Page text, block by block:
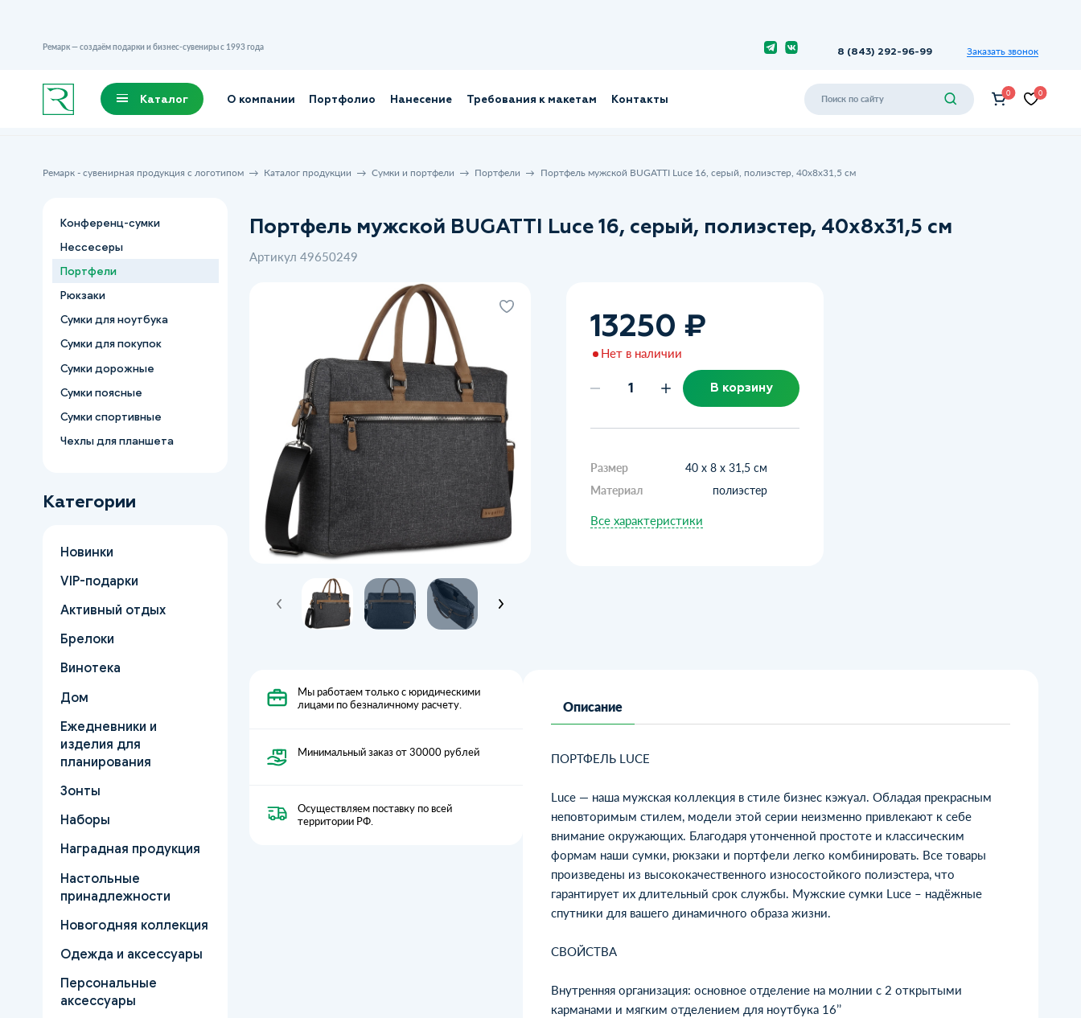
Ремарк — создаём подарки и бизнес-сувениры с 1993 года 8 (843) 292-96-99 Заказать звонок
Каталог О компании Портфолио Нанесение Требования к макетам Контакты 0 0
Ремарк - сувенирная продукция с логотипом Каталог продукции Сумки и портфели Портфели Портфель мужской BUGATTI Luce 16, серый, полиэстер, 40х8х31,5 см
Конференц-сумки
Нессесеры
Портфели
Рюкзаки
Сумки для ноутбука
Сумки для покупок
Сумки дорожные
Сумки поясные
Сумки спортивные
Чехлы для планшета
Категории
Новинки
VIP-подарки
Активный отдых
Брелоки
Винотека
Дом
Ежедневники и
изделия для
планирования
Зонты
Наборы
Наградная продукция
Настольные
принадлежности
Новогодняя коллекция
Одежда и аксессуары
Персональные
аксессуары
Портфель мужской BUGATTI Luce 16, серый, полиэстер, 40х8х31,5 см
Артикул 49650249
13250 ₽
Нет в наличии
В корзину
Размер
40 х 8 х 31,5 см
Материал
полиэстер
Все характеристики
Мы работаем только с юридическими
лицами по безналичному расчету.
Минимальный заказ от 30000 рублей
Осуществляем поставку по всей
территории РФ.
Описание
ПОРТФЕЛЬ LUCE
Luce — наша мужская коллекция в стиле бизнес кэжуал. Обладая прекрасным
неповторимым стилем, модели этой серии неизменно привлекают к себе
внимание окружающих. Благодаря утонченной простоте и классическим
формам наши сумки, рюкзаки и портфели легко комбинировать. Все товары
произведены из высококачественного износостойкого полиэстера, что
гарантирует их длительный срок службы. Мужские сумки Luce – надёжные
спутники для вашего динамичного образа жизни.
СВОЙСТВА
Внутренняя организация: основное отделение на молнии с 2 открытыми
карманами и мягким отделением для ноутбука 16’’